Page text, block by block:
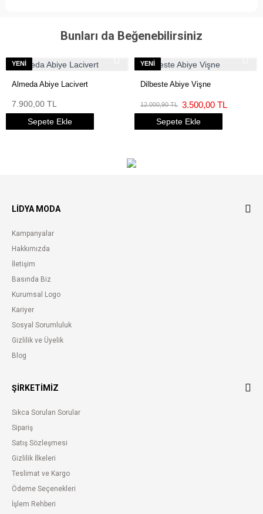
Bunları da Beğenebilirsiniz
YENI
Almeda Abiye Lacivert
7.900,00 TL
Sepete Ekle
YENI
Dilbeste Abiye Vişne
3.500,00 TL
12.000,90 TL
Sepete Ekle
LIDYA MODA
Kampanyalar
Hakkımızda
İletişim
Basında Biz
Kurumsal Logo
Kariyer
Sosyal Sorumluluk
Gizlilik ve Üyelik
Blog
ŞİRKETİMİZ
Sıkca Sorulan Sorular
Sipariş
Satış Sözleşmesi
Gizlilik İlkeleri
Teslimat ve Kargo
Ödeme Seçenekleri
İşlem Rehberi